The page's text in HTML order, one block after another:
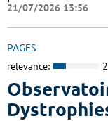
21/07/2026 13:56
PAGES
relevance: